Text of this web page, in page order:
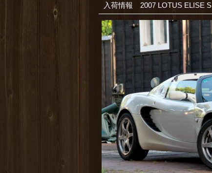
入荷情報 2007 LOTUS ELISE S